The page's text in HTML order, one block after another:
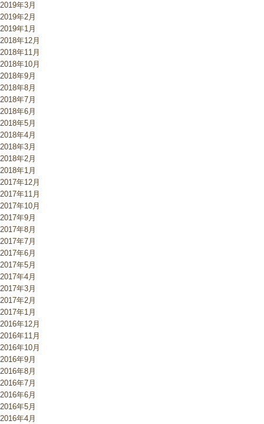
2019年3月
2019年2月
2019年1月
2018年12月
2018年11月
2018年10月
2018年9月
2018年8月
2018年7月
2018年6月
2018年5月
2018年4月
2018年3月
2018年2月
2018年1月
2017年12月
2017年11月
2017年10月
2017年9月
2017年8月
2017年7月
2017年6月
2017年5月
2017年4月
2017年3月
2017年2月
2017年1月
2016年12月
2016年11月
2016年10月
2016年9月
2016年8月
2016年7月
2016年6月
2016年5月
2016年4月